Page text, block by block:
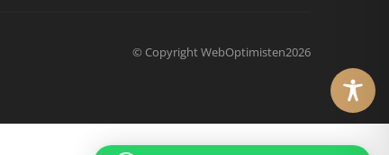
© CopyrightWebOptimisten2026